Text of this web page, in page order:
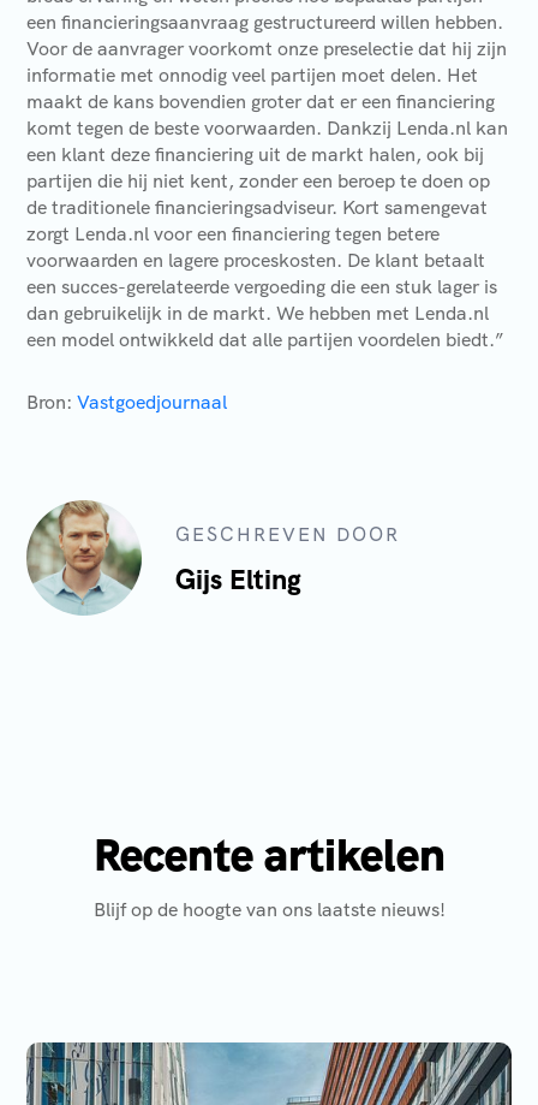
een financieringsaanvraag gestructureerd willen hebben.
Voor de aanvrager voorkomt onze preselectie dat hij zijn
informatie met onnodig veel partijen moet delen. Het
maakt de kans bovendien groter dat er een financiering
komt tegen de beste voorwaarden. Dankzij Lenda.nl kan
een klant deze financiering uit de markt halen, ook bij
partijen die hij niet kent, zonder een beroep te doen op
de traditionele financieringsadviseur. Kort samengevat
zorgt Lenda.nl voor een financiering tegen betere
voorwaarden en lagere proceskosten. De klant betaalt
een succes-gerelateerde vergoeding die een stuk lager is
dan gebruikelijk in de markt. We hebben met Lenda.nl
een model ontwikkeld dat alle partijen voordelen biedt.”
Bron:Vastgoedjournaal
GESCHREVEN DOOR
Gijs Elting
Recente artikelen
Blijf op de hoogte van ons laatste nieuws!